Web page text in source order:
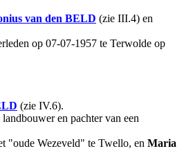
van den BELD (zie III.4) en
op 07-07-1957 te Terwolde op
(zie IV.6).
en pachter van een
"oude Wezeveld" te Twello, en Maria